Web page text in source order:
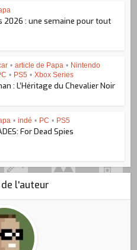
2026 : une semaine pour tout
• article de Papa • Nintendo
• PS5 • Xbox Series
: L’Héritage du Chevalier Noir
• indé • PC • PS5
For Dead Spies
l'auteur